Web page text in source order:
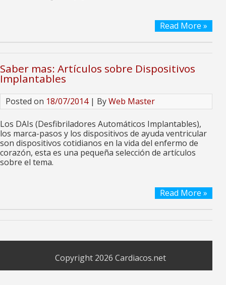
Read More »
Saber mas: Artículos sobre Dispositivos
Implantables
Posted on 18/07/2014| ByWeb Master
Los DAIs (Desfibriladores Automáticos Implantables),
los marca-pasos y los dispositivos de ayuda ventricular
son dispositivos cotidianos en la vida del enfermo de
corazón, esta es una pequeña selección de artículos
sobre el tema.
Read More »
Copyright 2026 Cardiacos.net